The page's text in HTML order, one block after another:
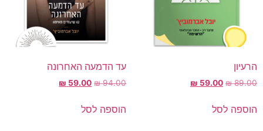
הרעיון
89.00
₪
59.00
₪
הוספה לסל
עד הדמעה האחרונה
94.00
₪
59.00
₪
הוספה לסל